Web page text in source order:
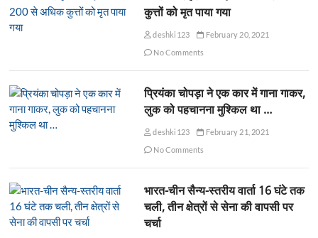
कुत्तों को मृत पाया गया
deshki123
February 20, 2021
No Comments
प्रियंका चोपड़ा ने एक कार में गाना गाकर,
लुक को पहचानना मुश्किल था …
deshki123
February 21, 2021
No Comments
भारत-चीन सैन्य-स्तरीय वार्ता 16 घंटे तक
चली, तीन क्षेत्रों से सेना की वापसी पर
चर्चा